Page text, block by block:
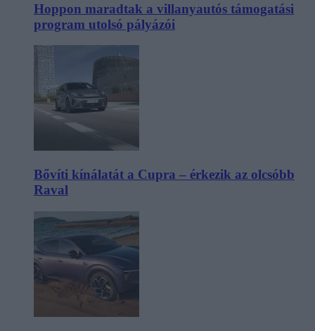
Hoppon maradtak a villanyautós támogatási
program utolsó pályázói
Bővíti kínálatát a Cupra – érkezik az olcsóbb
Raval